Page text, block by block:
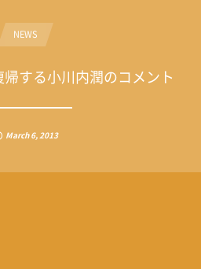
NEWS
する小川内潤のコメント
March 6,2013